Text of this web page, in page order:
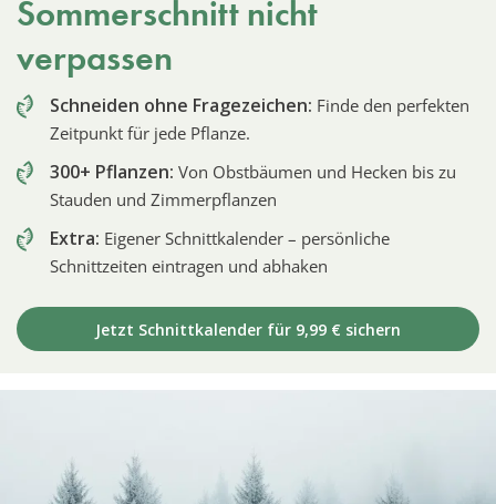
Sommerschnitt nicht
verpassen
Schneiden ohne Fragezeichen: Finde den perfekten
Zeitpunkt für jede Pflanze.
300+ Pflanzen: Von Obstbäumen und Hecken bis zu
Stauden und Zimmerpflanzen
Extra: Eigener Schnittkalender – persönliche
Schnittzeiten eintragen und abhaken
Jetzt Schnittkalender für 9,99 € sichern